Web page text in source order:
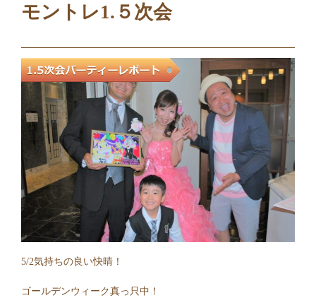
モントレ1.５次会
5/2気持ちの良い快晴！
ゴールデンウィーク真っ只中！